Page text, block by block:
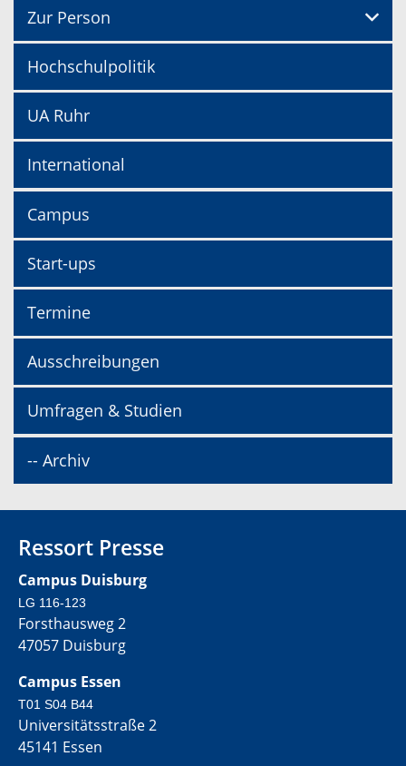
Zur Person
Hochschulpolitik
UA Ruhr
International
Campus
Start-ups
Termine
Ausschreibungen
Umfragen & Studien
-- Archiv
Ressort Presse
Campus Duisburg
LG 116-123
Forsthausweg 2
47057 Duisburg
Campus Essen
T01 S04 B44
Universitätsstraße 2
45141 Essen